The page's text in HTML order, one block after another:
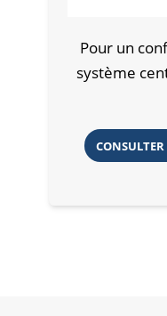
Pour un
système